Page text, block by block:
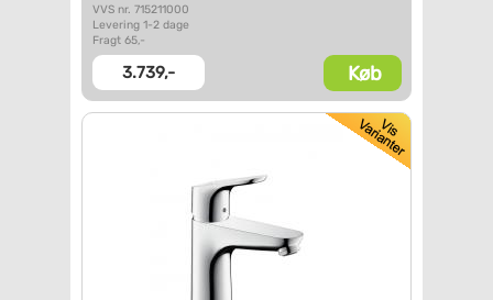
VVS nr. 715211000
Levering 1-2 dage
Fragt 65,-
3.739,- Køb